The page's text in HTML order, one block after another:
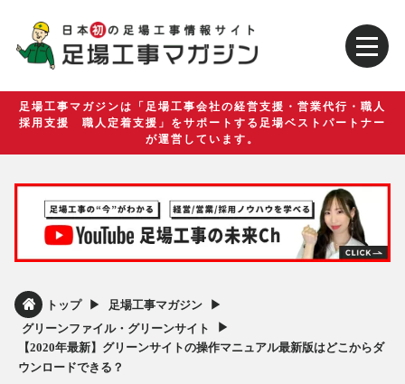
足場工事マガジンは「足場工事会社の経営支援・営業代行・職人
採用支援 職人定着支援」をサポートする足場ベストパートナー
が運営しています。
トップ ▶︎ 足場工事マガジン ▶︎
グリーンファイル・グリーンサイト ▶︎
【2020年最新】グリーンサイトの操作マニュアル最新版はどこからダ
ウンロードできる？